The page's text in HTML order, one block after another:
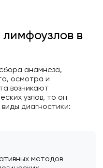
в
анамнеза,
осмотра и
возникают
узлов, то он
диагностики:
методов